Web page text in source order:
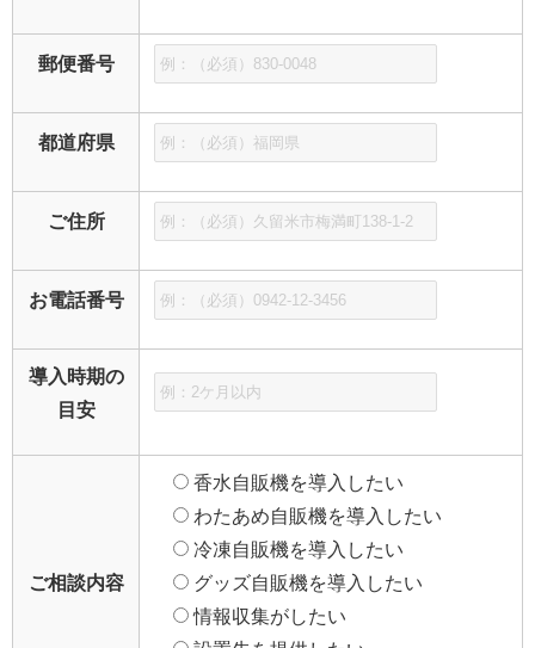
郵便番号
都道府県
ご住所
お電話番号
導入時期の
目安
ご相談内容
香水自販機を導入したい
わたあめ自販機を導入したい
冷凍自販機を導入したい
グッズ自販機を導入したい
情報収集がしたい